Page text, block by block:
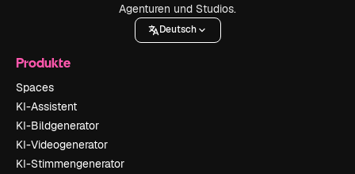
Agenturen und Studios.
Deutsch
Produkte
Spaces
KI-Assistent
KI-Bildgenerator
KI-Videogenerator
KI-Stimmengenerator